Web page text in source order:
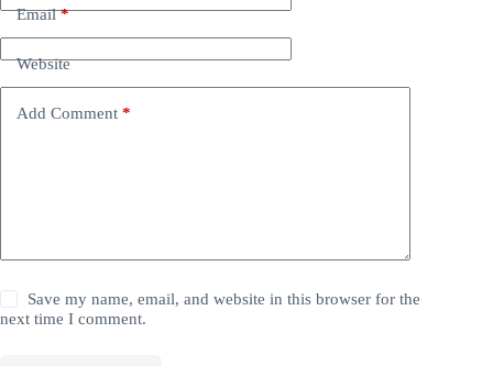
Email*
Website
Add Comment *
Save my name, email, and website in this browser for the
next time I comment.